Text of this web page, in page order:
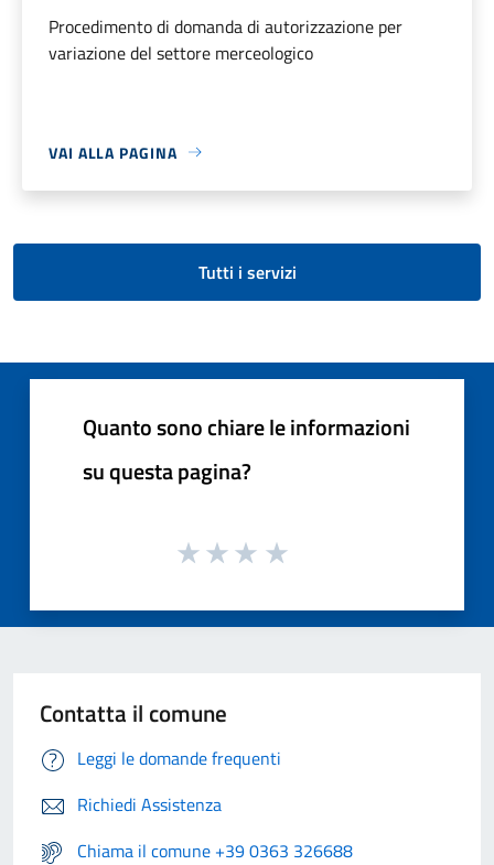
Procedimento di domanda di autorizzazione per
variazione del settore merceologico
VAI ALLA PAGINA
Tutti i servizi
Quanto sono chiare le informazioni
su questa pagina?
Contatta il comune
Leggi le domande frequenti
Richiedi Assistenza
Chiama il comune +39 0363 326688